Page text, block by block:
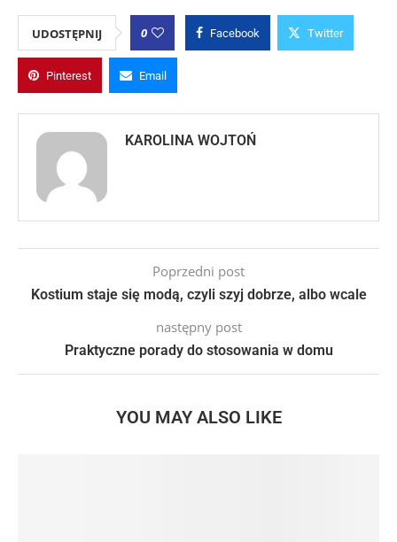
UDOSTĘPNIJ 0 Facebook Twitter
Pinterest Email
KAROLINA WOJTOŃ
Poprzedni post
Kostium staje się modą, czyli szyj dobrze, albo wcale
następny post
Praktyczne porady do stosowania w domu
YOU MAY ALSO LIKE